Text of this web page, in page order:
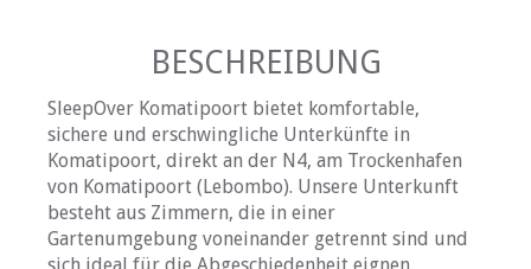
BESCHREIBUNG
SleepOver Komatipoort bietet komfortable,
sichere und erschwingliche Unterkünfte in
Komatipoort, direkt an der N4, am Trockenhafen
von Komatipoort (Lebombo). Unsere Unterkunft
besteht aus Zimmern, die in einer
Gartenumgebung voneinander getrennt sind und